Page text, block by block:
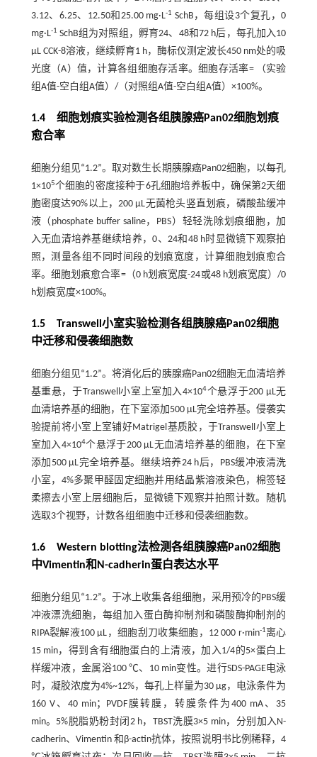
3.12、6.25、12.50和25.00 mg·L-1 SchB，每组设3个复孔，0
mg·L-1 SchB组为对照组，孵育24、48和72 h后，每孔加入10
μL CCK-8溶液，继续孵育1 h，酶标仪测定波长450 nm处的吸
光度（A）值，计算各组细胞存活率。细胞存活率= （实验
组A值-空白组A值）/（对照组A值-空白组A值）×100%。
1.4 细胞划痕实验检测各组胰腺癌Pan02细胞划痕
愈合率
细胞分组见“1.2”。取对数生长期胰腺癌Pan02细胞，以每孔
1×105个细胞的密度接种于6孔细胞培养板中，确保第2天细
胞密度达90%以上，200 μL无菌枪头竖直划痕，磷酸盐缓冲
液（phosphate buffer saline，PBS）轻轻洗除划痕细胞，加
入无血清培养基继续培养，0、24和48 h时显微镜下观察拍
照，测量各组不同时间段的划痕宽度，计算细胞划痕愈合
率。细胞划痕愈合率=（0 h划痕宽度-24或48 h划痕宽度）/0
h划痕宽度×100%。
1.5 Transwell小室实验检测各组胰腺癌Pan02细胞
中迁移和侵袭细胞数
细胞分组见“1.2”。将消化后的胰腺癌Pan02细胞无血清培养
基重悬，于Transwell小室上室加入4×104个悬浮于200 μL无
血清培养基的细胞，在下室添加500 μL完全培养基。侵袭实
验提前将小室上室铺好Matrigel基质胶，于Transwell小室上
室加入4×104个悬浮于200 μL无血清培养基的细胞，在下室
添加500 μL完全培养基。继续培养24 h后，PBS缓冲液清洗
小室，4%多聚甲醛固定细胞并用结晶紫溶液染色，棉签轻
柔擦去小室上层细胞后，显微镜下观察并拍照计数。随机
选取3个视野，计数各组细胞中迁移和侵袭细胞数。
1.6 Western blotting法检测各组胰腺癌Pan02细胞
中Vimentin和N-cadherin蛋白表达水平
细胞分组见“1.2”。于冰上收集各组细胞，采用预冷的PBS缓
冲液漂洗细胞，每组加入蛋白酶抑制剂和磷酸酶抑制剂的
RIPA裂解液100 μL，细胞刮刀收集细胞，12 000 r·min-1离心
15 min，得到含有细胞蛋白的上清液，加入1/4的5×蛋白上
样缓冲液，金属浴100 ℃、10 min变性。进行SDS-PAGE电泳
时，凝胶浓度为4%~12%，每孔上样量为30 μg，电泳条件为
160 V、40 min；PVDF膜转膜，转膜条件为400 mA、35
min。5%脱脂奶粉封闭2 h，TBST洗膜3×5 min，分别加入N-
cadherin、Vimentin 和β-actin抗体，按照说明书比例稀释，4